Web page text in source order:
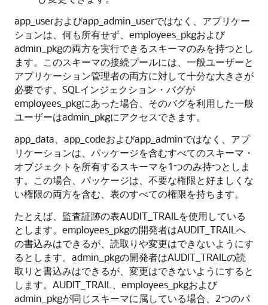
app_userおよびapp_admin_userではなく、アプリケー
ションは、何も所有せず、employees_pkgおよび
admin_pkgの両方を実行できるスキーマのみを持つとし
ます。このスキーマの接続プールには、一般ユーザーと
アプリケーション管理者の両方に対して十分な大きさが
必要です。SQLインジェクション・バグが
employees_pkgにあった場合、そのバグを利用した一般
ユーザーはadmin_pkgにアクセスできます。
app_data、app_codeおよびapp_adminではなく、アプ
リケーションは、パッケージを含むすべてのスキーマ・
オブジェクトを所有するスキーマを1つのみ持つとしま
す。この場合、パッケージは、不要な権限と好ましくな
い権限の両方を含む、表のすべての権限を持ちます。
たとえば、監査証跡の表AUDIT_TRAILを使用している
とします。employees_pkgの開発者はAUDIT_TRAILへ
の書込みはできるが、読取りや変更はできないようにす
るとします。admin_pkgの開発者はAUDIT_TRAILの読
取りと書込みはできるが、変更はできないようにすると
します。AUDIT_TRAIL、employees_pkgおよび
admin_pkgが同じスキーマに属している場合、2つのパ